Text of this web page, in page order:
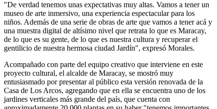
"De verdad tenemos unas expectativas muy altas. Vamos a tener un
museo de arte inmersivo, una experiencia espectacular para los
niños. Además de una serie de obras de arte que vamos a tener acá y
una muestra digital de altísimo nivel que retrata lo que es Maracay,
de lo que es su gente, de lo que es nuestra cultura y recuperar el
gentilicio de nuestra hermosa ciudad Jardín", expresó Morales.
Acompañado con parte del equipo creativo que interviene en este
proyecto cultural, el alcalde de Maracay, se mostró muy
entusiasmado por presentar al público esta versión renovada de la
Casa de Los Arcos, agregando que en ella se encuentra uno de los
jardines verticales más grande del país, que cuenta con